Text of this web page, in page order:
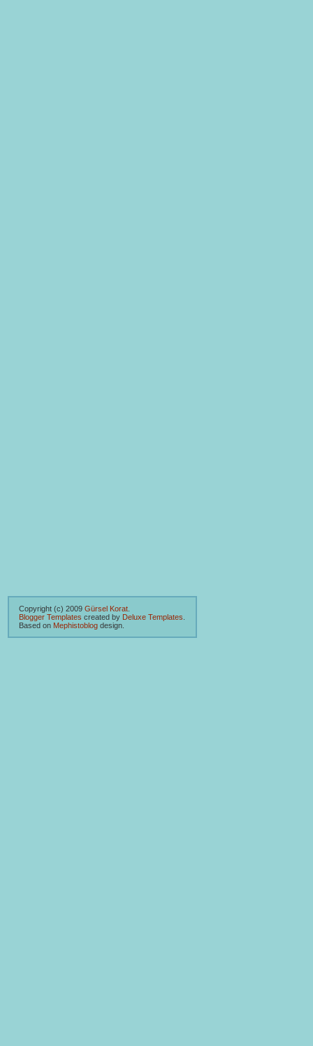
Copyright (c) 2009 Gürsel Korat
Blogger Templates created by Deluxe Templates
Based on Mephistoblog design.